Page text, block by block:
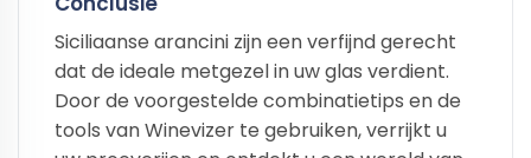
Siciliaanse arancini zijn een verfijnd gerecht
dat de ideale metgezel in uw glas verdient.
Door de voorgestelde combinatietips en de
tools van Winevizer te gebruiken, verrijkt u